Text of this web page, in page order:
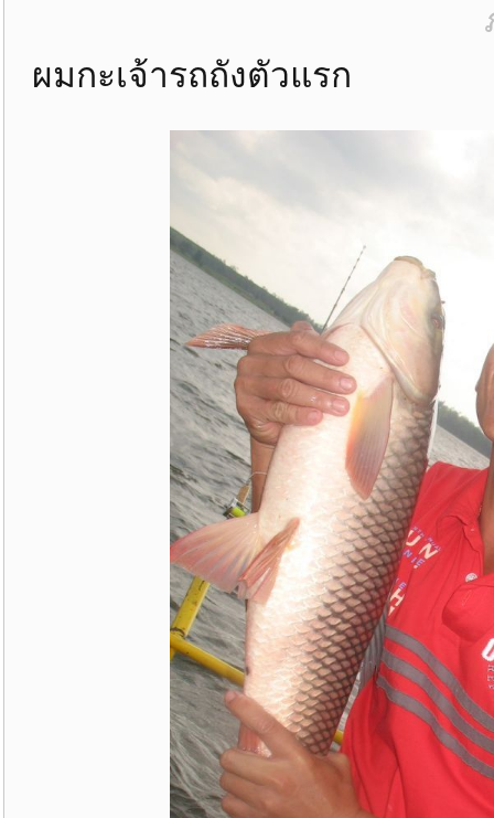
ผมกะเจ้ารถถังตัวแรก